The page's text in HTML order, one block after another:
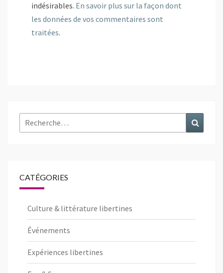
indésirables. En savoir plus sur la façon dont
les données de vos commentaires sont
traitées.
Rechercher :
CATÉGORIES
Culture & littérature libertines
Événements
Expériences libertines